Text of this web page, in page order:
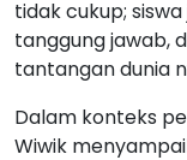
tidak cukup;
tanggung jawab,
tantangan dunia
Dalam konteks
Wiwik